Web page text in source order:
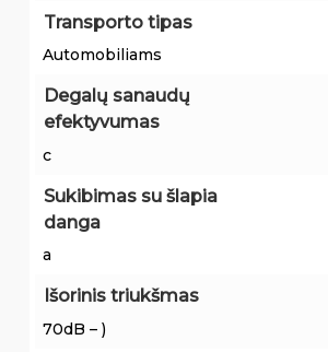
Transporto tipas
Automobiliams
Degalų sanaudų
efektyvumas
c
Sukibimas su šlapia
danga
a
Išorinis triukšmas
70dB – )